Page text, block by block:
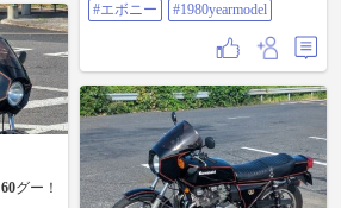
#エボニー
#1980yearmodel
60グー！